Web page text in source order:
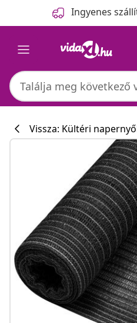
Ingyenes
Vissza: Kültéri